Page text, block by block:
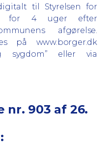
til Styrelsen for
for 4 uger efter
afgørelse.
på www.borger.dk
sygdom” eller via
nr. 903 af 26.